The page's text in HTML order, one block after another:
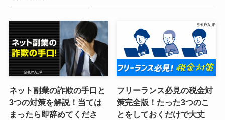
ネット副業の詐欺の手口と
3つの対策を解説！当ては
まったら即辞めてくださ
フリーランス必見の税金対
策完全版！たった3つのこ
とをしておくだけで大丈